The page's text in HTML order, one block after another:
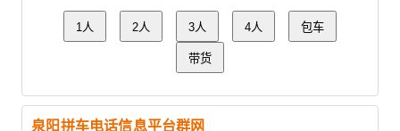
1人 2人 3人 4人 包车
带货
泉阳拼车电话信息平台群网